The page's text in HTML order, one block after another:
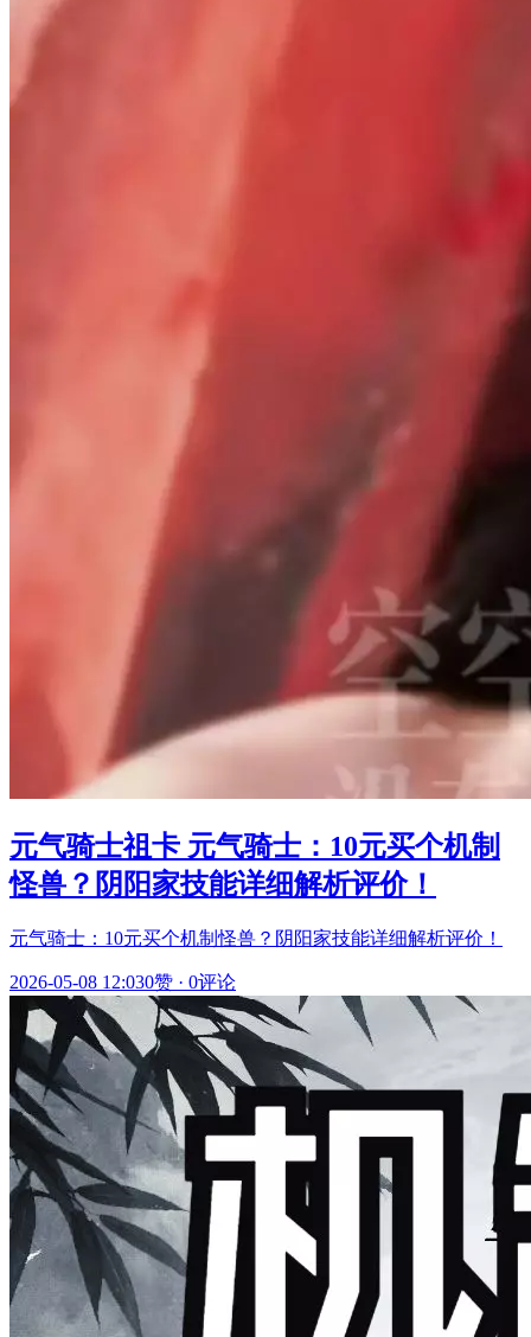
元气骑士祖卡 元气骑士：10元买个机制
怪兽？阴阳家技能详细解析评价！
元气骑士：10元买个机制怪兽？阴阳家技能详细解析评价！
2026-05-08 12:030赞 · 0评论